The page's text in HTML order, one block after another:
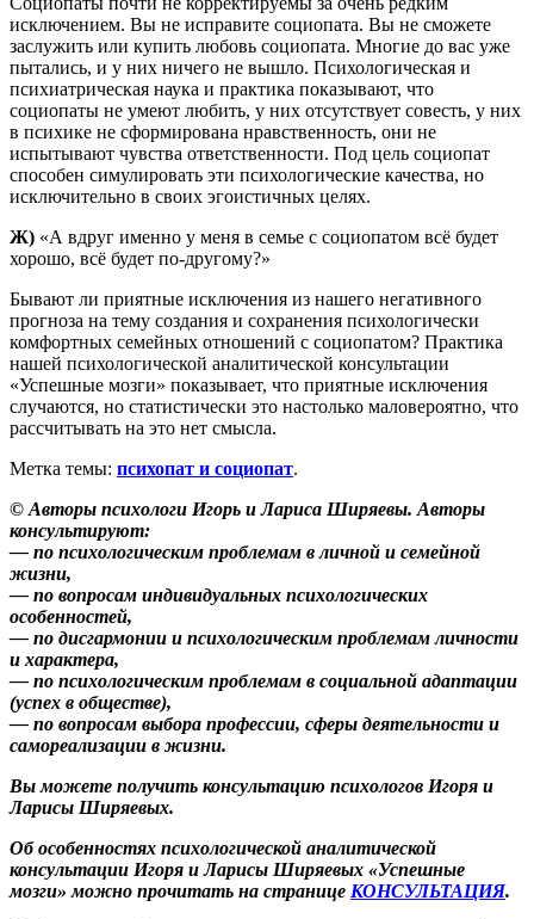
исключением. Вы не исправите социопата. Вы не сможете
заслужить или купить любовь социопата. Многие до вас уже
пытались, и у них ничего не вышло. Психологическая и
психиатрическая наука и практика показывают, что
социопаты не умеют любить, у них отсутствует совесть, у них
в психике не сформирована нравственность, они не
испытывают чувства ответственности. Под цель социопат
способен симулировать эти психологические качества, но
исключительно в своих эгоистичных целях.
Ж) «А вдруг именно у меня в семье с социопатом всё будет
хорошо, всё будет по-другому?»
Бывают ли приятные исключения из нашего негативного
прогноза на тему создания и сохранения психологически
комфортных семейных отношений с социопатом? Практика
нашей психологической аналитической консультации
«Успешные мозги» показывает, что приятные исключения
случаются, но статистически это настолько маловероятно, что
рассчитывать на это нет смысла.
Метка темы: психопат и социопат.
© Авторы психологи Игорь и Лариса Ширяевы. Авторы
консультируют:
— по психологическим проблемам в личной и семейной
жизни,
— по вопросам индивидуальных психологических
особенностей,
— по дисгармонии и психологическим проблемам личности
и характера,
— по психологическим проблемам в социальной адаптации
(успех в обществе),
— по вопросам выбора профессии, сферы деятельности и
самореализации в жизни.
Вы можете получить консультацию психологов Игоря и
Ларисы Ширяевых.
Об особенностях психологической аналитической
консультации Игоря и Ларисы Ширяевых «Успешные
мозги» можно прочитать на странице КОНСУЛЬТАЦИЯ.